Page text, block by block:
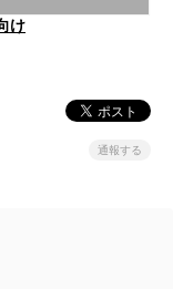
け
通報する